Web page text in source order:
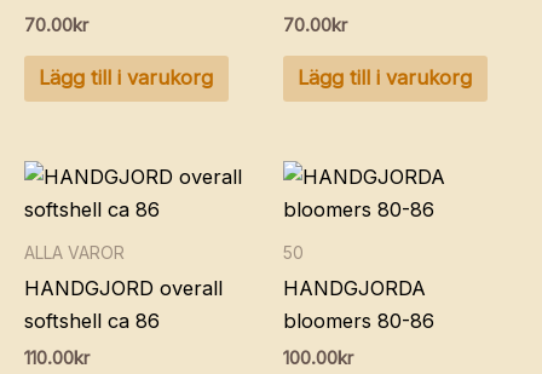
70.00kr
Lägg till i varukorg
70.00kr
Lägg till i varukorg
ALLA VAROR
HANDGJORD overall
softshell ca 86
110.00kr
50
HANDGJORDA
bloomers 80-86
100.00kr